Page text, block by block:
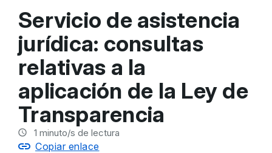
Servicio de asistencia
jurídica: consultas
relativas a la
aplicación de la Ley de
Transparencia
1 minuto/s de lectura
Copiar enlace